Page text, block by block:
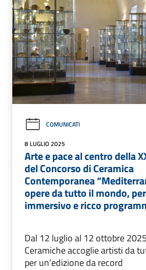
COMUNICATI
8 LUGLIO 2025
Arte e pace al centro della
del Concorso di Ceramica
Contemporanea
opere da tutto il mondo,
immersivo e ricco
Dal 12 luglio al 12 ottobre
Ceramiche accoglie artisti da
per un’edizione da record